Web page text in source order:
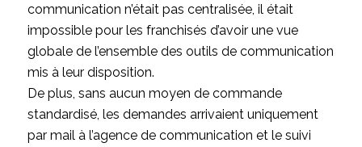
communication n’était pas centralisée, il était
impossible pour les franchisés d’avoir une vue
globale de l’ensemble des outils de communication
mis à leur disposition.
De plus, sans aucun moyen de commande
standardisé, les demandes arrivaient uniquement
par mail à l’agence de communication et le suivi